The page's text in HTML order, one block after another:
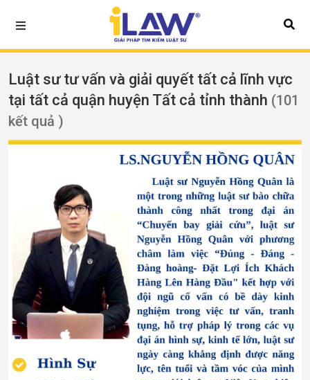
Luật sư tư vấn và giải quyết tất cả lĩnh vực
tại tất cả quận huyện Tất cả tỉnh thành (101
kết quả )